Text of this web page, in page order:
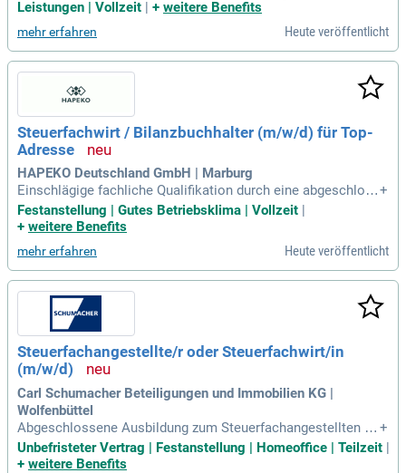
hangestellte/r oder Steuerfachwirt/in, gerne auch Fachassis
tenten Lohn und Gehalt.
Leistungen | Vollzeit | + weitere Benefits
mehr erfahren Heute veröffentlicht
Steuerfachwirt / Bilanzbuchhalter (m/w/d) für Top-
Adresse
HAPEKO Deutschland GmbH | Marburg
Einschlägige fachliche Qualifikation durch eine abgeschloss
ene Weiterbildung zum Steuerfachwirt und/oder Bilanzbuchh
alter (m/w/d) oder eine vergleichbare Qualifikation mit Sch
Finanzbuchhaltung, Bilanzierung
+
Festanstellung | Gutes Betriebsklima | Vollzeit
+ weitere Benefits
mehr erfahren Heute veröffentlicht
Steuerfachangestellte/r oder Steuerfachwirt/in
(m/w/d)
Carl Schumacher Beteiligungen und Immobilien KG |
Wolfenbüttel
Abgeschlossene Ausbildung zum Steuerfachangestellten od
er Weiterbildung zum Steuerfachwirt; Mehrjährige Erfahrung
in der Erstellung betrieblicher Jahresabschlüsse unterschie
+
Unbefristeter Vertrag | Festanstellung | Homeoffice | Teilzeit |
+ weitere Benefits